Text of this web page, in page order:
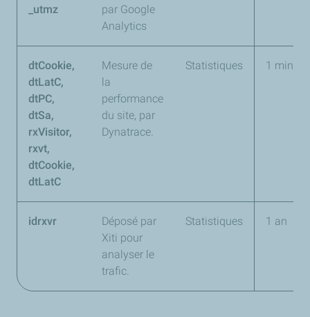
_utmz
par Google
Analytics
dtCookie,
dtLatC,
dtPC,
dtSa,
rxVisitor,
rxvt,
dtCookie,
dtLatC
Mesure de
la
performance
du site, par
Dynatrace.
Statistiques 1 minute
idrxvr
Déposé par
Xiti pour
analyser le
trafic.
Statistiques 1 an